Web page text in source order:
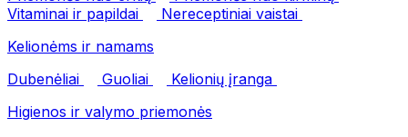
Vitaminai ir papildai
Nereceptiniai vaistai
Kelionėms ir namams
Dubenėliai
Guoliai
Kelionių įranga
Higienos ir valymo priemonės